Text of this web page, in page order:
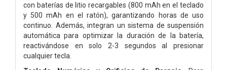
con baterías de litio recargables (800 mAh en el teclado
y 500 mAh en el ratón), garantizando horas de uso
continuo. Además, integran un sistema de suspensión
automática para optimizar la duración de la batería,
reactivándose en solo 2-3 segundos al presionar
cualquier tecla.